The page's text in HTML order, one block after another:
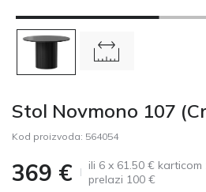
Stol Novmono 107
Kod proizvoda: 564054
369 €
ili 6 x 61.50 €
prelazi 100 €